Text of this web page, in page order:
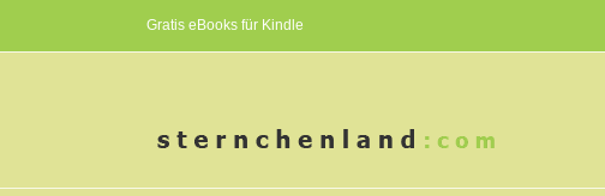
Gratis eBooks für Kindle